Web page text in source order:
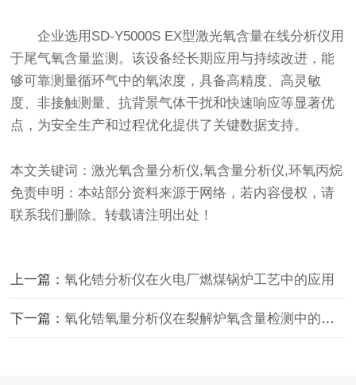
企业选用SD-Y5000S EX型激光氧含量在线分析仪用
于尾气氧含量监测。该设备经长期应用与持续改进，能
够可靠测量循环气中的氧浓度，具备高精度、高灵敏
度、非接触测量、抗背景气体干扰和快速响应等显著优
点，为安全生产和过程优化提供了关键数据支持。
本文关键词：激光氧含量分析仪,氧含量分析仪,环氧丙烷
免责申明：本站部分资料来源于网络，若内容侵权，请
联系我们删除。转载请注明出处！
上一篇：氧化锆分析仪在火电厂燃煤锅炉工艺中的应用
下一篇：氧化锆氧量分析仪在裂解炉氧含量检测中的应用